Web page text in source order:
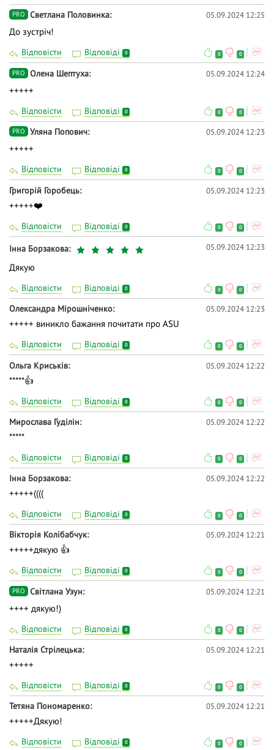
PRO Светлана Половинка 05.09.2024 12:25
До зустріч!
Відповісти Відповіді 0 0 0
PRO Олена Шептуха 05.09.2024 12:24
+++++
Відповісти Відповіді 0 0 0
PRO Уляна Попович 05.09.2024 12:23
+++++
Відповісти Відповіді 0 0 0
Григорій Горобець 05.09.2024 12:23
+++++❤️
Відповісти Відповіді 0 0 0
Інна Борзакова 05.09.2024 12:23
Дякую
Відповісти Відповіді 0 0 0
Олександра Мірошніченко 05.09.2024 12:23
+++++ виникло бажання почитати про ASU
Відповісти Відповіді 0 0 0
Ольга Криськів 05.09.2024 12:22
*****👍
Відповісти Відповіді 0 0 0
Мирослава Гуділін 05.09.2024 12:22
*****
Відповісти Відповіді 0 0 0
Інна Борзакова 05.09.2024 12:22
+++++((((
Відповісти Відповіді 0 0 0
Вікторія Колібабчук 05.09.2024 12:21
+++++дякую 👍
Відповісти Відповіді 0 0 0
PRO Світлана Узун 05.09.2024 12:21
++++ дякую!)
Відповісти Відповіді 0 0 0
Наталія Стрілецька 05.09.2024 12:21
+++++
Відповісти Відповіді 0 0 0
Тетяна Пономаренко 05.09.2024 12:21
+++++Дякую!
Відповісти Відповіді 0 0 0